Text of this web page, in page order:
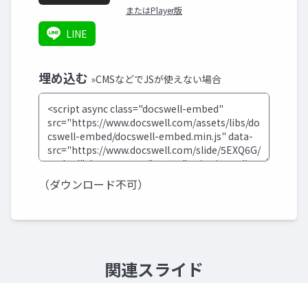
またはPlayer版
LINE
埋め込む »CMSなどでJSが使えない場合
（ダウンロード不可）
関連スライド